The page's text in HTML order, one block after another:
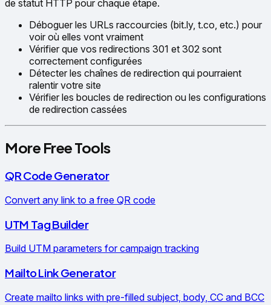
de statut HTTP pour chaque étape.
Déboguer les URLs raccourcies (bit.ly, t.co, etc.) pour
voir où elles vont vraiment
Vérifier que vos redirections 301 et 302 sont
correctement configurées
Détecter les chaînes de redirection qui pourraient
ralentir votre site
Vérifier les boucles de redirection ou les configurations
de redirection cassées
More Free Tools
QR Code Generator
Convert any link to a free QR code
UTM Tag Builder
Build UTM parameters for campaign tracking
Mailto Link Generator
Create mailto links with pre-filled subject, body, CC and BCC